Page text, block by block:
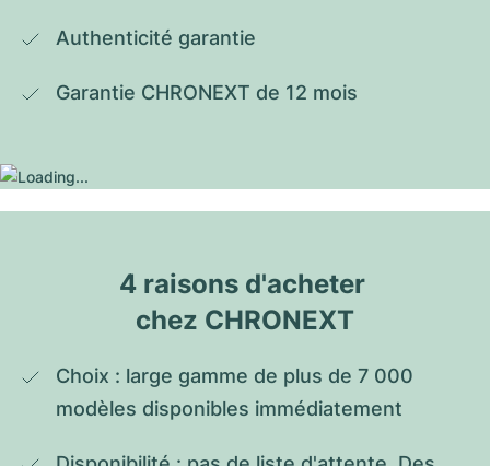
Authenticité garantie
Garantie CHRONEXT de 12 mois
4 raisons d'acheter
chez CHRONEXT
Choix : large gamme de plus de 7 000
modèles disponibles immédiatement